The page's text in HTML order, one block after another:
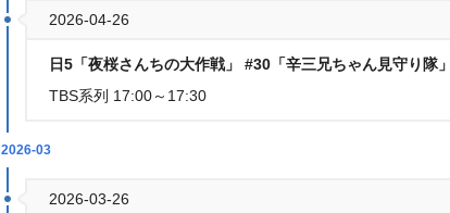
2026-04-26
日5「夜桜さんちの大作戦」 #30「辛三兄ちゃん見守り隊」
TBS系列 17:00～17:30
2026-03
2026-03-26